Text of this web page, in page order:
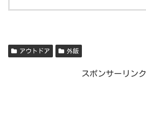
アウトドア 外飯
スポンサーリンク